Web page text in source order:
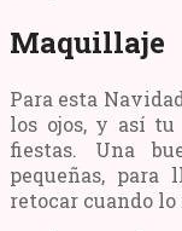
Maquillaje
Para esta
los ojos, y así
fiestas. Una
pequeñas,
retocar cuando lo